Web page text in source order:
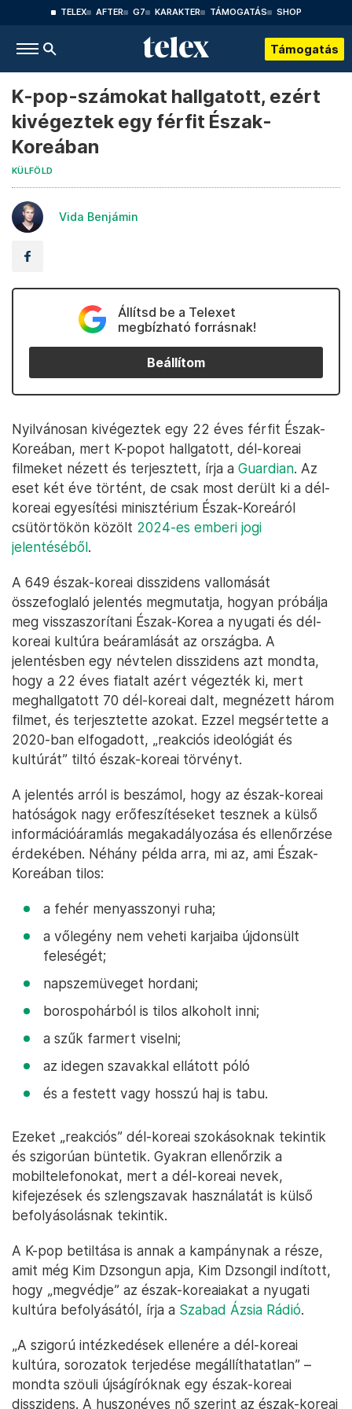
TELEX AFTER G7 KARAKTER TÁMOGATÁS SHOP
Támogatás
K-pop-számokat hallgatott, ezért
kivégeztek egy férfit Észak-
Koreában
KÜLFÖLD
Vida Benjámin
Állítsd be a Telexet
megbízható forrásnak!
Beállítom
Nyilvánosan kivégeztek egy 22 éves férfit Észak-
Koreában, mert K-popot hallgatott, dél-koreai
filmeket nézett és terjesztett, írja a Guardian. Az
eset két éve történt, de csak most derült ki a dél-
koreai egyesítési minisztérium Észak-Koreáról
csütörtökön közölt 2024-es emberi jogi
jelentéséből.
A 649 észak-koreai disszidens vallomását
összefoglaló jelentés megmutatja, hogyan próbálja
meg visszaszorítani Észak-Korea a nyugati és dél-
koreai kultúra beáramlását az országba. A
jelentésben egy névtelen disszidens azt mondta,
hogy a 22 éves fiatalt azért végezték ki, mert
meghallgatott 70 dél-koreai dalt, megnézett három
filmet, és terjesztette azokat. Ezzel megsértette a
2020-ban elfogadott, „reakciós ideológiát és
kultúrát” tiltó észak-koreai törvényt.
A jelentés arról is beszámol, hogy az észak-koreai
hatóságok nagy erőfeszítéseket tesznek a külső
információáramlás megakadályozása és ellenőrzése
érdekében. Néhány példa arra, mi az, ami Észak-
Koreában tilos:
a fehér menyasszonyi ruha;
a vőlegény nem veheti karjaiba újdonsült
feleségét;
napszemüveget hordani;
borospohárból is tilos alkoholt inni;
a szűk farmert viselni;
az idegen szavakkal ellátott póló
és a festett vagy hosszú haj is tabu.
Ezeket „reakciós” dél-koreai szokásoknak tekintik
és szigorúan büntetik. Gyakran ellenőrzik a
mobiltelefonokat, mert a dél-koreai nevek,
kifejezések és szlengszavak használatát is külső
befolyásolásnak tekintik.
A K-pop betiltása is annak a kampánynak a része,
amit még Kim Dzsongun apja, Kim Dzsongil indított,
hogy „megvédje” az észak-koreaiakat a nyugati
kultúra befolyásától, írja a Szabad Ázsia Rádió.
„A szigorú intézkedések ellenére a dél-koreai
kultúra, sorozatok terjedése megállíthatatlan” –
mondta szöuli újságíróknak egy észak-koreai
disszidens. A huszonéves nő szerint az észak-koreai